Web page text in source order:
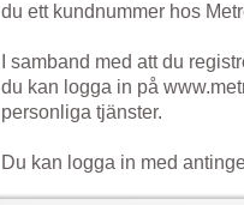
du ett kundnummer hos
I samband med att du
du kan logga in på
personliga tjänster.
Du kan logga in med